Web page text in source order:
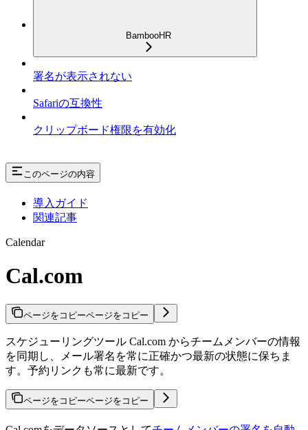
BambooHR
署名が表示されない
Safariの互換性
クリップボード権限を有効化
このページの内容
導入ガイド
関連記事
Calendar
Cal.com
ページをコピーページをコピー
スケジューリングツール Cal.com からチームメンバーの情報
を同期し、メール署名を常に正確かつ最新の状態に保ちま
す。予約リンクも常に最新です。
ページをコピーページをコピー